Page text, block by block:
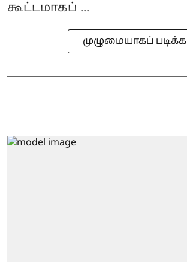
கூட்டமாகப் ...
முழுமையாகப் படிக்க